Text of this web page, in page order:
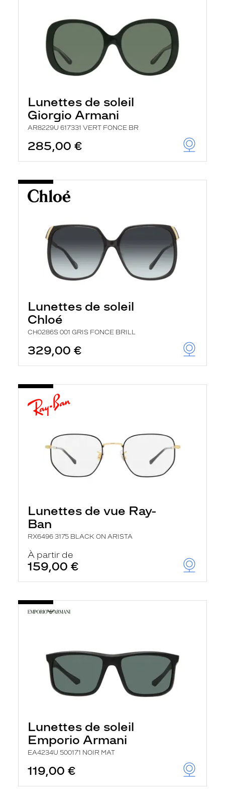
Lunettes de soleil
Giorgio Armani
AR8229U 617331 VERT FONCE BR
285,00 €
Lunettes de soleil
Chloé
CH0286S 001 GRIS FONCE BRILL
329,00 €
Lunettes de vue Ray-
Ban
RX6496 3175 BLACK ON ARISTA
À partir de
159,00 €
Lunettes de soleil
Emporio Armani
EA4234U 500171 NOIR MAT
119,00 €